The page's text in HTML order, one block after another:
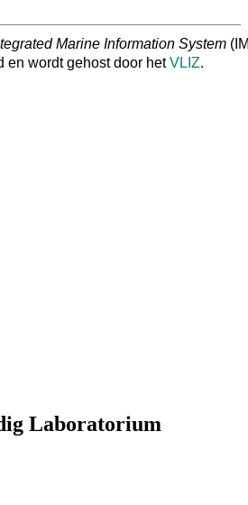
Marine Information System
en wordt gehost door hetVLIZ.
Laboratorium